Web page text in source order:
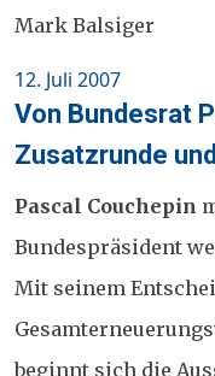
Mark Balsiger
Posted
on
12. Juli 2007
Von Bundesrat
Zusatzrunde
Pascal Couchepin
Bundespräsident
Mit seinem
beginnt sich die